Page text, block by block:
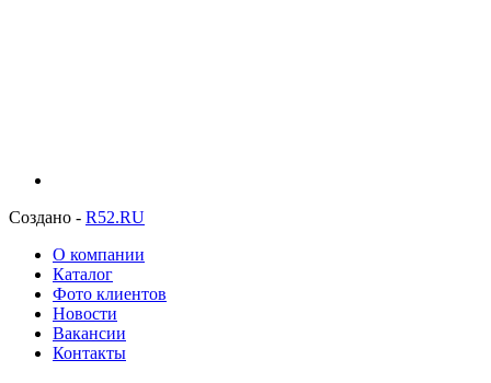
Создано - R52.RU
О компании
Каталог
Фото клиентов
Новости
Вакансии
Контакты